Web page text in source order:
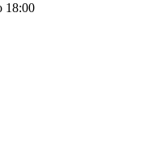
18:00